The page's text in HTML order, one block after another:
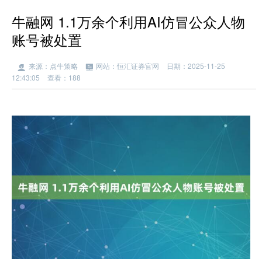
牛融网 1.1万余个利用AI仿冒公众人物
账号被处置
来源：点牛策略 网站：恒汇证券官网
日期：2025-11-25
12:43:05
查看：188